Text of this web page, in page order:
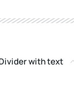
with text